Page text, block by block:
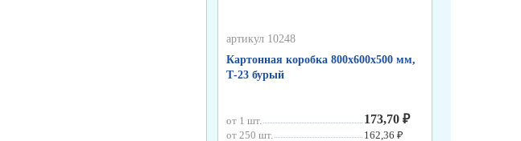
артикул 10248
Картонная коробка 800х600х500 мм,
Т-23 бурый
от 1 шт. 173,70 ₽
от 250 шт.
162,36 ₽